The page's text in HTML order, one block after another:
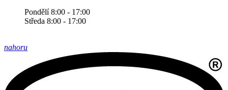
Pondělí 8:00 - 17:00
Středa 8:00 - 17:00
nahoru